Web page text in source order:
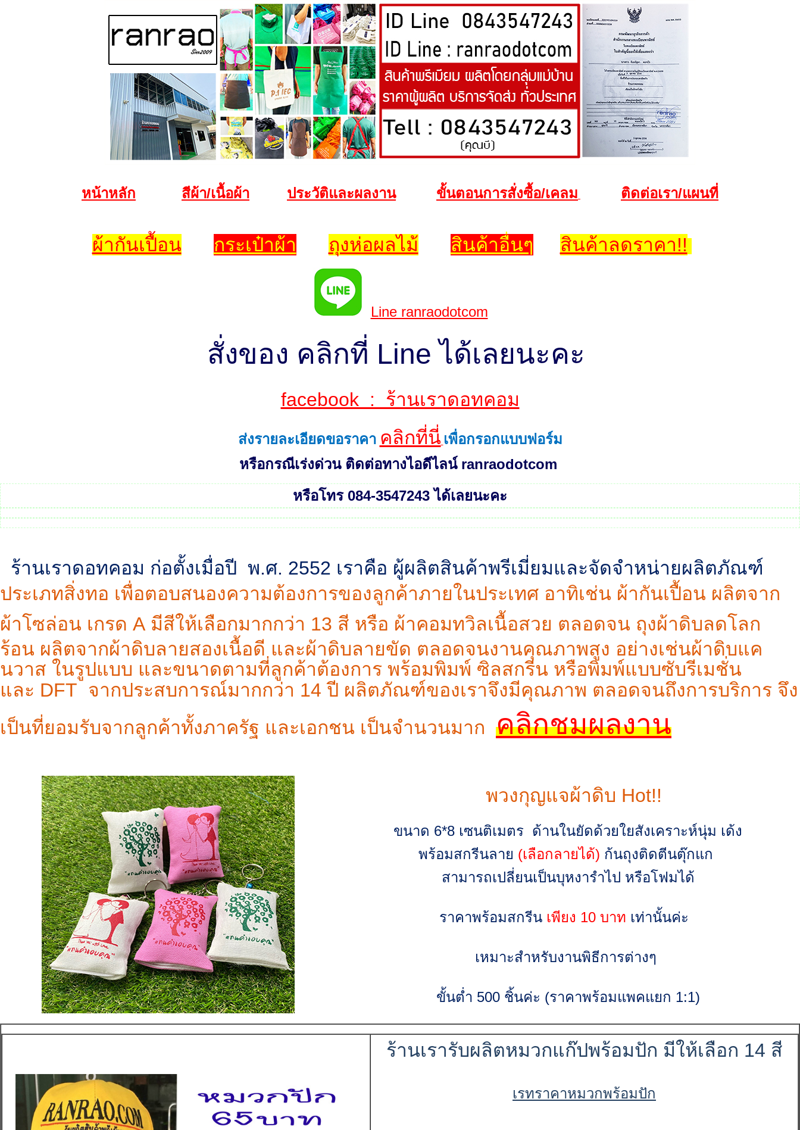
หน้าหลัก สีผ้า/เนื้อผ้า ประวัติและผลงาน ขั้นตอนการสั่งซื้อ/เคลม ติดต่อเรา/แผนที่
ผ้ากันเปื้อน กระเป๋าผ้า ถุงห่อผลไม้ สินค้าอื่นๆ สินค้าลดราคา!!
Line ranraodotcom
สั่งของ คลิกที่ Line ได้เลยนะคะ
facebook : ร้านเราดอทคอม
ส่งรายละเอียดขอราคา คลิกที่นี่ เพื่อกรอกแบบฟอร์ม
หรือกรณีเร่งด่วน ติดต่อทางไอดีไลน์ ranraodotcom
หรือโทร 084-3547243 ได้เลยนะคะ
ร้านเราดอทคอม ก่อตั้งเมื่อปี พ.ศ. 2552 เราคือ ผู้ผลิตสินค้าพรีเมี่ยมและจัดจำหน่ายผลิตภัณฑ์
ประเภทสิ่งทอ เพื่อตอบสนองความต้องการของลูกค้าภายในประเทศ อาทิเช่น ผ้ากันเปื้อน ผลิตจาก
ผ้าโซล่อน เกรด A มีสีให้เลือกมากกว่า 13 สี หรือ ผ้าคอมทวิลเนื้อสวย ตลอดจน ถุงผ้าดิบลดโลก
ร้อน ผลิตจากผ้าดิบลายสองเนื้อดี และผ้าดิบลายขัด ตลอดจนงานคุณภาพสูง อย่างเช่นผ้าดิบแค
นวาส ในรูปแบบ และขนาดตามที่ลูกค้าต้องการ พร้อมพิมพ์ ซิลสกรีน หรือพิมพ์แบบซับรีเมชั่น
และ DFT จากประสบการณ์มากกว่า 14 ปี ผลิตภัณฑ์ของเราจึงมีคุณภาพ ตลอดจนถึงการบริการ จึง
เป็นที่ยอมรับจากลูกค้าทั้งภาครัฐ และเอกชน เป็นจำนวนมาก คลิกชมผลงาน
พวงกุญแจผ้าดิบ Hot!!
ขนาด 6*8 เซนติเมตร ด้านในยัดด้วยใยสังเคราะห์นุ่ม เด้ง
พร้อมสกรีนลาย (เลือกลายได้) ก้นถุงติดตีนตุ๊กแก
สามารถเปลี่ยนเป็นบุหงารำไป หรือโฟมได้
ราคาพร้อมสกรีน เพียง 10 บาท เท่านั้นค่ะ
เหมาะสำหรับงานพิธีการต่างๆ
ขั้นต่ำ 500 ชิ้นค่ะ (ราคาพร้อมแพคแยก 1:1)
ร้านเรารับผลิตหมวกแก๊ปพร้อมปัก มีให้เลือก 14 สี
เรทราคาหมวกพร้อมปัก